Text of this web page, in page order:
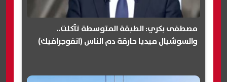
مصطفى بكري: الطبقة المتوسطة تآكلت..
والسوشيال ميديا حارقة دم الناس (انفوجرافيك)